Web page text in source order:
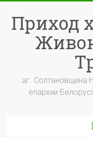
содержимому
Приход
аг. Солтановщина
епархии